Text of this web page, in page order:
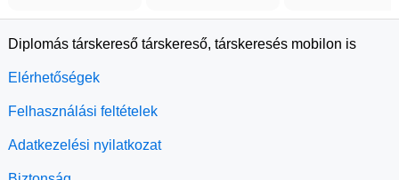
Diplomás társkereső társkereső, társkeresés mobilon is
Elérhetőségek
Felhasználási feltételek
Adatkezelési nyilatkozat